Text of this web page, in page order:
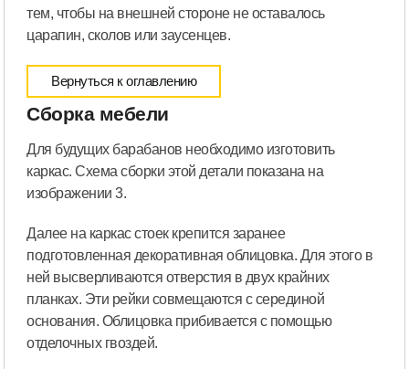
тем, чтобы на внешней стороне не оставалось
царапин, сколов или заусенцев.
Вернуться к оглавлению
Сборка мебели
Для будущих барабанов необходимо изготовить
каркас. Схема сборки этой детали показана на
изображении 3.
Далее на каркас стоек крепится заранее
подготовленная декоративная облицовка. Для этого в
ней высверливаются отверстия в двух крайних
планках. Эти рейки совмещаются с серединой
основания. Облицовка прибивается с помощью
отделочных гвоздей.